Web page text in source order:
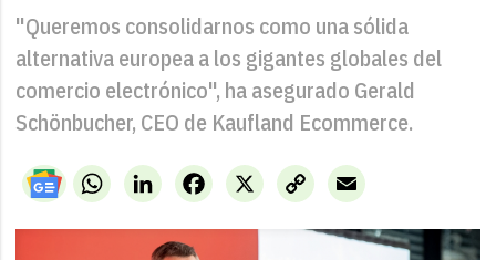
"Queremos consolidarnos como una sólida
alternativa europea a los gigantes globales del
comercio electrónico", ha asegurado Gerald
Schönbucher, CEO de Kaufland Ecommerce.
WhatsAppLinkedIn X
Facebook
Copy
Link
Email